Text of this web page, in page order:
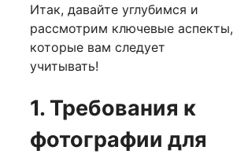
Итак, давайте углубимся и
рассмотрим ключевые аспекты,
которые вам следует
учитывать!
1. Требования к
фотографии для